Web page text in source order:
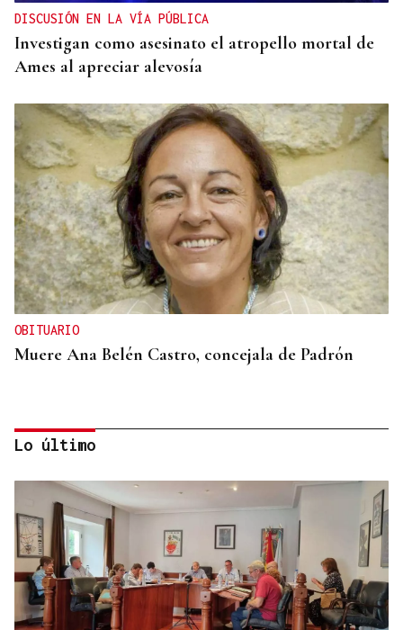
DISCUSIÓN EN LA VÍA PÚBLICA
Investigan como asesinato el atropello mortal de
Ames al apreciar alevosía
OBITUARIO
Muere Ana Belén Castro, concejala de Padrón
SANIDAD PUBLICA
Lo último